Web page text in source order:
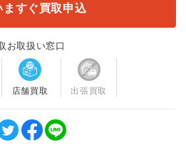
ますぐ買取申込
お取扱い窓口
店舗買取 出張買取